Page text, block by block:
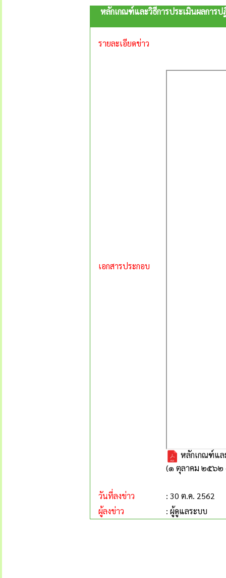
หลักเกณฑ์และวิธีการประเมินผลกา
รายละเอียดข่าว
เอกสารประกอบ
หลักเกณฑ์แล
(๑ ตุลาคม ๒๕๖
วันที่ลงข่าว
: 30 ต.ค. 2562
ผู้ลงข่าว
: ผู้ดูแลระบบ